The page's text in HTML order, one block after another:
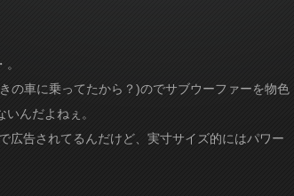
の車に乗ってたから？)のでサブウーファーを物色
んだよねぇ。
広告されてるんだけど、実寸サイズ的にはパワー